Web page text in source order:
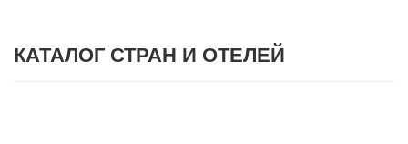
КАТАЛОГ СТРАН И ОТЕЛЕЙ